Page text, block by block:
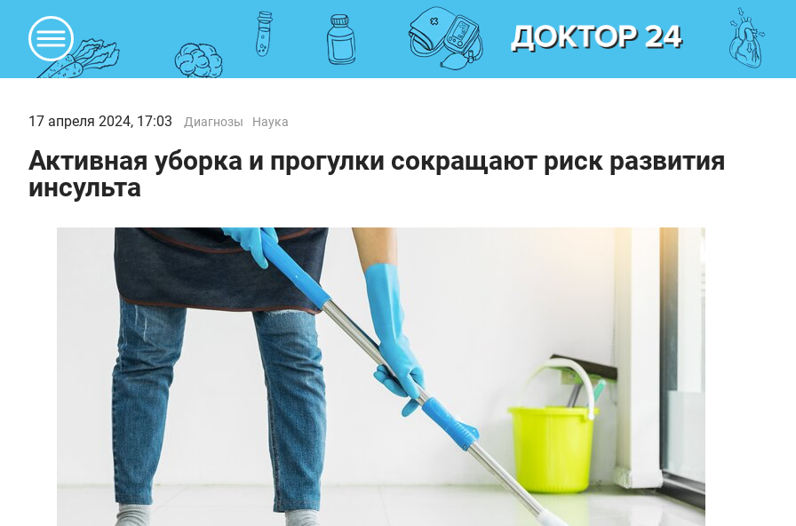
17 апреля 2024, 17:03 Диагнозы Наука
Активная уборка и прогулки сокращают риск развития
инсульта